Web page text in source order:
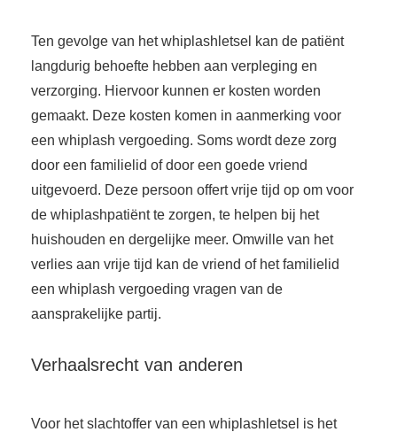
Ten gevolge van het whiplashletsel kan de patiënt
langdurig behoefte hebben aan verpleging en
verzorging. Hiervoor kunnen er kosten worden
gemaakt. Deze kosten komen in aanmerking voor
een whiplash vergoeding. Soms wordt deze zorg
door een familielid of door een goede vriend
uitgevoerd. Deze persoon offert vrije tijd op om voor
de whiplashpatiënt te zorgen, te helpen bij het
huishouden en dergelijke meer. Omwille van het
verlies aan vrije tijd kan de vriend of het familielid
een whiplash vergoeding vragen van de
aansprakelijke partij.
Verhaalsrecht van anderen
Voor het slachtoffer van een whiplashletsel is het